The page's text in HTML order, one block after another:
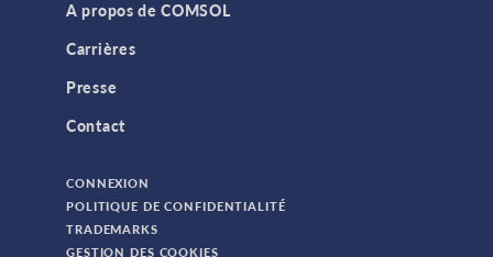
A propos de COMSOL
Carrières
Presse
Contact
CONNEXION
POLITIQUE DE CONFIDENTIALITÉ
TRADEMARKS
GESTION DES COOKIES